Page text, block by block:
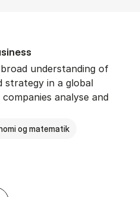
understanding of
strategy in a global
analyse and
og matematik